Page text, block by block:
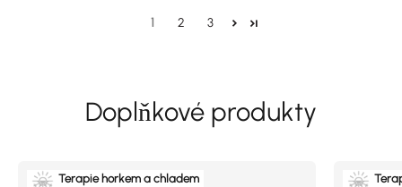
1 2 3
Terapie horkem a chladem